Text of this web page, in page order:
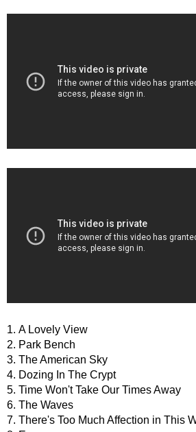
1. A Lovely View
2. Park Bench
3. The American Sky
4. Dozing In The Crypt
5. Time Won't Take Our Times Away
6. The Waves
7. There's Too Much Affection in This